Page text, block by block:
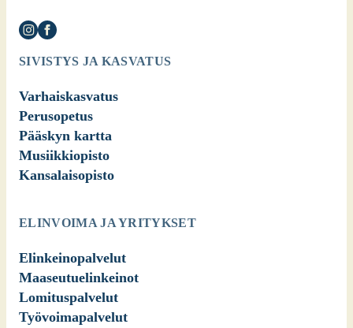
SIVISTYS JA KASVATUS
Varhaiskasvatus
Perusopetus
Pääskyn kartta
Musiikkiopisto
Kansalaisopisto
ELINVOIMA JA YRITYKSET
Elinkeinopalvelut
Maaseutuelinkeinot
Lomituspalvelut
Työvoimapalvelut